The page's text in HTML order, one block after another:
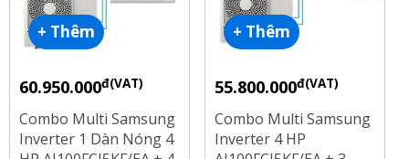
+ Thêm
60.950.000đ(VAT)
Combo Multi Samsung
Inverter 1 Dàn Nóng 4
+ Thêm
55.800.000đ(VAT)
Combo Multi Samsung
Inverter 4 HP